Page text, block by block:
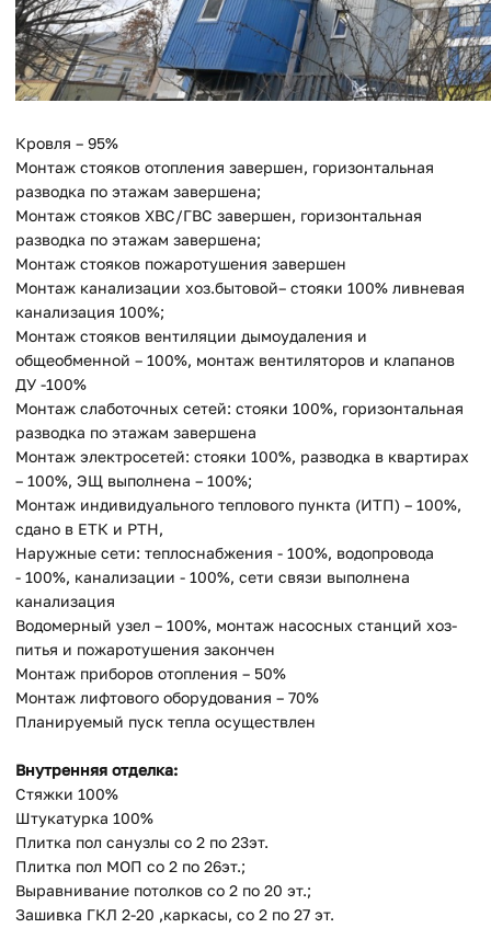
Кровля – 95%
Монтаж стояков отопления завершен, горизонтальная
разводка по этажам завершена;
Монтаж стояков ХВС/ГВС завершен, горизонтальная
разводка по этажам завершена;
Монтаж стояков пожаротушения завершен
Монтаж канализации хоз.бытовой– стояки 100% ливневая
канализация 100%;
Монтаж стояков вентиляции дымоудаления и
общеобменной – 100%, монтаж вентиляторов и клапанов
ДУ -100%
Монтаж слаботочных сетей: стояки 100%, горизонтальная
разводка по этажам завершена
Монтаж электросетей: стояки 100%, разводка в квартирах
– 100%, ЭЩ выполнена – 100%;
Монтаж индивидуального теплового пункта (ИТП) – 100%,
сдано в ЕТК и РТН,
Наружные сети: теплоснабжения - 100%, водопровода
- 100%, канализации - 100%, сети связи выполнена
канализация
Водомерный узел – 100%, монтаж насосных станций хоз-
питья и пожаротушения закончен
Монтаж приборов отопления – 50%
Монтаж лифтового оборудования – 70%
Планируемый пуск тепла осуществлен
Внутренняя отделка:
Стяжки 100%
Штукатурка 100%
Плитка пол санузлы со 2 по 23эт.
Плитка пол МОП со 2 по 26эт.;
Выравнивание потолков со 2 по 20 эт.;
Зашивка ГКЛ 2-20 ,каркасы, со 2 по 27 эт.